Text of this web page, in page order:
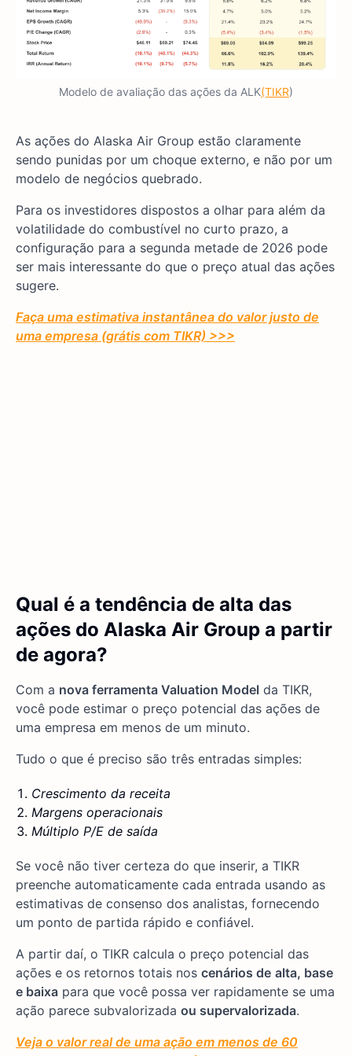
Modelo de avaliação das ações da ALK(TIKR)
As ações do Alaska Air Group estão claramente
sendo punidas por um choque externo, e não por um
modelo de negócios quebrado.
Para os investidores dispostos a olhar para além da
volatilidade do combustível no curto prazo, a
configuração para a segunda metade de 2026 pode
ser mais interessante do que o preço atual das ações
sugere.
Faça uma estimativa instantânea do valor justo de
uma empresa (grátis com TIKR) >>>
Qual é a tendência de alta das
ações do Alaska Air Group a partir
de agora?
Com a nova ferramenta Valuation Model da TIKR,
você pode estimar o preço potencial das ações de
uma empresa em menos de um minuto.
Tudo o que é preciso são três entradas simples:
Crescimento da receita
Margens operacionais
Múltiplo P/E de saída
Se você não tiver certeza do que inserir, a TIKR
preenche automaticamente cada entrada usando as
estimativas de consenso dos analistas, fornecendo
um ponto de partida rápido e confiável.
A partir daí, o TIKR calcula o preço potencial das
ações e os retornos totais nos cenários de alta, base
e baixa para que você possa ver rapidamente se uma
ação parece subvalorizada ou supervalorizada.
Veja o valor real de uma ação em menos de 60